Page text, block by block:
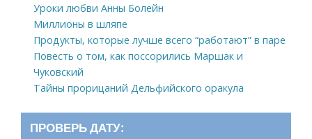
Уроки любви Анны Болейн
Миллионы в шляпе
Продукты, которые лучше всего “работают” в паре
Повесть о том, как поссорились Маршак и
Чуковский
Тайны прорицаний Дельфийского оракула
ПРОВЕРЬ ДАТУ: